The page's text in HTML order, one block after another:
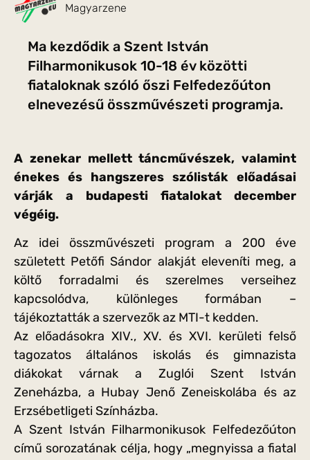
Magyarzene
Ma kezdődik a Szent István
Filharmonikusok 10-18 év közötti
fiataloknak szóló őszi Felfedezőúton
elnevezésű összművészeti programja.
A zenekar mellett táncművészek, valamint
énekes és hangszeres szólisták előadásai
várják a budapesti fiatalokat december
végéig.
Az idei összművészeti program a 200 éve
született Petőfi Sándor alakját eleveníti meg, a
költő forradalmi és szerelmes verseihez
kapcsolódva, különleges formában –
tájékoztatták a szervezők az MTI-t kedden.
Az előadásokra XIV., XV. és XVI. kerületi felső
tagozatos általános iskolás és gimnazista
diákokat várnak a Zuglói Szent István
Zeneházba, a Hubay Jenő Zeneiskolába és az
Erzsébetligeti Színházba.
A Szent István Filharmonikusok Felfedezőúton
című sorozatának célja, hogy „megnyissa a fiatal